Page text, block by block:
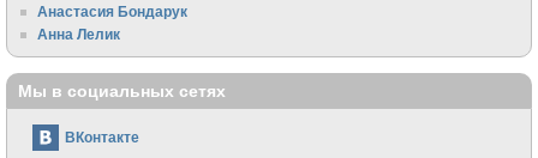
Анастасия Бондарук
Анна Лелик
Мы в социальных сетях
ВКонтакте